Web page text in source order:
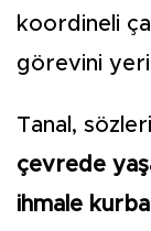
koordineli
görevini
Tanal,
çevrede
ihmale